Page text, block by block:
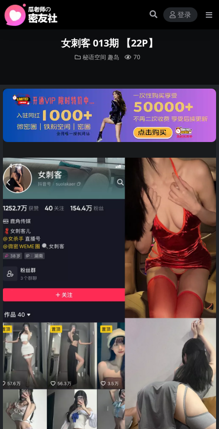
登录
女刺客 013期 【22P】
秘语空间 趣岛 70